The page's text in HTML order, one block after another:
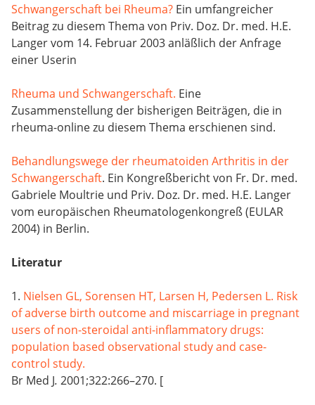
Schwangerschaft bei Rheuma? Ein umfangreicher
Beitrag zu diesem Thema von Priv. Doz. Dr. med. H.E.
Langer vom 14. Februar 2003 anläßlich der Anfrage
einer Userin
Rheuma und Schwangerschaft. Eine
Zusammenstellung der bisherigen Beiträgen, die in
rheuma-online zu diesem Thema erschienen sind.
Behandlungswege der rheumatoiden Arthritis in der
Schwangerschaft. Ein Kongreßbericht von Fr. Dr. med.
Gabriele Moultrie und Priv. Doz. Dr. med. H.E. Langer
vom europäischen Rheumatologenkongreß (EULAR
2004) in Berlin.
Literatur
1. Nielsen GL, Sorensen HT, Larsen H, Pedersen L. Risk
of adverse birth outcome and miscarriage in pregnant
users of non-steroidal anti-inflammatory drugs:
population based observational study and case-
control study.
Br Med J. 2001;322:266–270. [